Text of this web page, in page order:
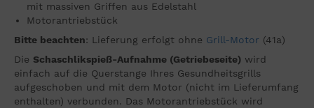
mit massiven Griffen aus Edelstahl
Motorantriebstück
Bitte beachten: Lieferung erfolgt ohne Grill-Motor (41a)
Die Schaschlikspieß-Aufnahme (Getriebeseite) wird
einfach auf die Querstange Ihres Gesundheitsgrills
aufgeschoben und mit dem Motor (nicht im Lieferumfang
enthalten) verbunden. Das Motorantriebstück wird